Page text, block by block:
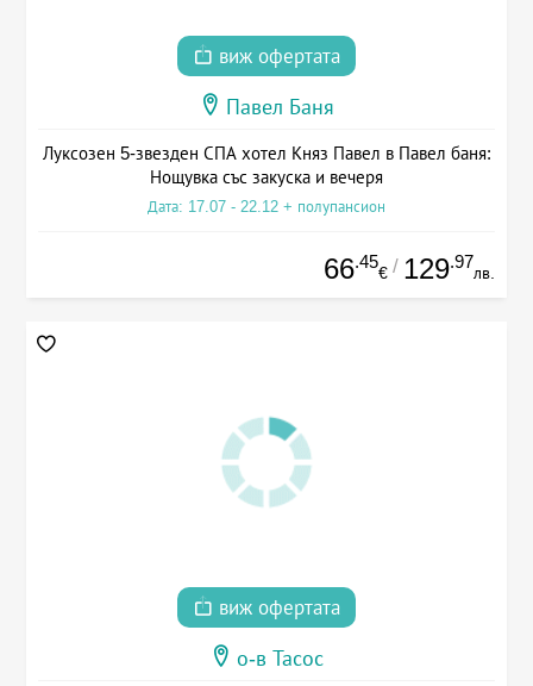
виж офертата
Павел Баня
Луксозен 5-звезден СПА хотел Княз Павел в Павел баня:
Нощувка със закуска и вечеря
Дата: 17.07 - 22.12 + полупансион
66.45
€ / 129.97
лв.
виж офертата
о-в Тасос